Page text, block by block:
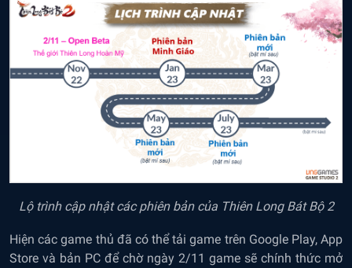
Lộ trình cập nhật các phiên bản của Thiên Long Bát Bộ 2
Hiện các game thủ đã có thể tải game trên Google Play, App
Store và bản PC để chờ ngày 2/11 game sẽ chính thức mở